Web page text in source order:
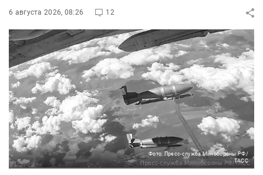
6 августа 2026, 08:26 12
Фото: Пресс-служба Минобороны РФ/
ТАСС